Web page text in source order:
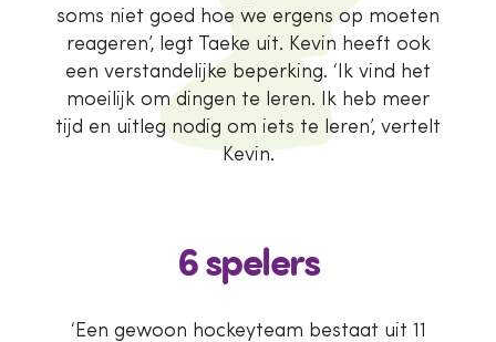
soms niet goed hoe we ergens op moeten
reageren’, legt Taeke uit. Kevin heeft ook
een verstandelijke beperking. ‘Ik vind het
moeilijk om dingen te leren. Ik heb meer
tijd en uitleg nodig om iets te leren’, vertelt
Kevin.
6 spelers
‘Een gewoon hockeyteam bestaat uit 11